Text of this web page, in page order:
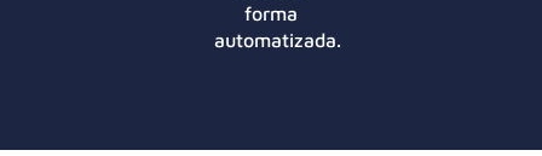
forma
automatizada.